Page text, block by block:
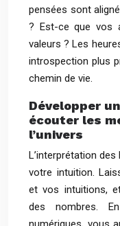
pensées sont
? Est-ce que vos
valeurs ? Les
introspection plus
chemin de vie.
Développer
écouter les
l’univers
L’interprétation
votre intuition.
et vos intuitions,
des nombres.